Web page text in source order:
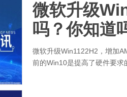
微软升级
吗？你知道
微软升级Win1122H2，增加
前的Win10是提高了硬件要